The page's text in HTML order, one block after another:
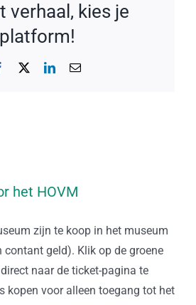
verhaal, kies je
platform!
Facebook LinkedIn
E-
het HOVM
zijn te koop in het museum
contant geld). Klik op de groene
naar de ticket-pagina te
kopen voor alleen toegang tot het